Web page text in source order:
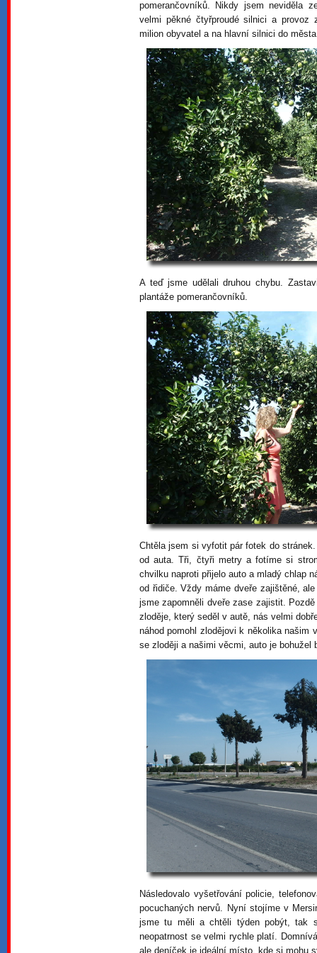
pomerančovníků. Nikdy jsem neviděla
velmi pěkné čtyřproudé silnici a provoz
milion obyvatel a na hlavní silnici do
A teď jsme udělali druhou chybu.
plantáže pomerančovníků.
Chtěla jsem si vyfotit pár fotek do
od auta. Tři, čtyři metry a fotíme si
chvilku naproti přijelo auto a mladý chlap
od řidiče. Vždy máme dveře zajištěné,
jsme zapomněli dveře zase zajistit.
zloděje, který seděl v autě, nás velmi
náhod pomohl zlodějovi k několika
se zloději a našimi věcmi, auto je bohužel
Následovalo vyšetřování policie,
pocuchaných nervů. Nyní stojíme v
jsme tu měli a chtěli týden pobýt, tak
neopatrnost se velmi rychle platí.
ale deníček je ideální místo, kde si mohu